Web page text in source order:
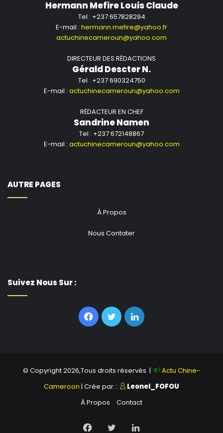
Hermann Mefire Louis Claude
Tel : +237 657828294
E-mail : hermann.mefire@yahoo.fr
actuchinecameroun@yahoo.com
DIRECTEUR DES RÉDACTIONS
Gérald Descter N.
Tel : +237 690324750
E-mail : actuchinecameroun@yahoo.com
RÉDACTEUR EN CHEF
Sandrine Namen
Tel : +237 672148867
E-mail : actuchinecameroun@yahoo.com
AUTRE PAGES
À Propos
Nous Contater
Suivez Nous Sur :
Facebook
TwitterLinkedin
© Copyright 2026,Tous droits réservés |
Actu Chine-
Cameroon | Crée par ::
Leonel_FOFOU
À Propos
Contact
Facebook
TwitterLinkedin